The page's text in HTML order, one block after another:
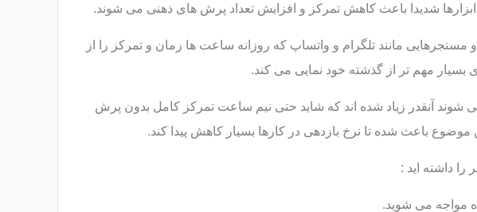
شدیدا باعث کاهش تمرکز و افزایش تعداد پرش های ذهنی می شوند.
مسنجرهایی مانند تلگرام و واتساپ که روزانه ساعت ها زمان و تمرکز را از
بسیار مهم تر از گذشته خود نمایی می کند.
شوند آنقدر زیاد شده اند که شاید حتی نیم ساعت تمرکز کامل بدون پرش
باعث شده تا نرخ بازدهی در کارها بسیار کاهش پیدا کند.
را داشته اید :
مواجه می شوید.